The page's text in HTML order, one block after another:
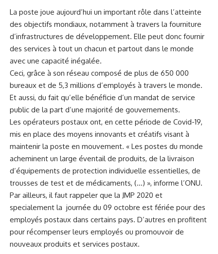
La poste joue aujourd’hui un important rôle dans l’atteinte
des objectifs mondiaux, notamment à travers la fourniture
d’infrastructures de développement. Elle peut donc fournir
des services à tout un chacun et partout dans le monde
avec une capacité inégalée.
Ceci, grâce à son réseau composé de plus de 650 000
bureaux et de 5,3 millions d’employés à travers le monde.
Et aussi, du fait qu’elle bénéficie d’un mandat de service
public de la part d’une majorité de gouvernements.
Les opérateurs postaux ont, en cette période de Covid-19,
mis en place des moyens innovants et créatifs visant à
maintenir la poste en mouvement. « Les postes du monde
acheminent un large éventail de produits, de la livraison
d’équipements de protection individuelle essentielles, de
trousses de test et de médicaments, (…) », informe l’ONU.
Par ailleurs, il faut rappeler que la JMP 2020 et
specialement la journée du 09 octobre est fériée pour des
employés postaux dans certains pays. D’autres en profitent
pour récompenser leurs employés ou promouvoir de
nouveaux produits et services postaux.